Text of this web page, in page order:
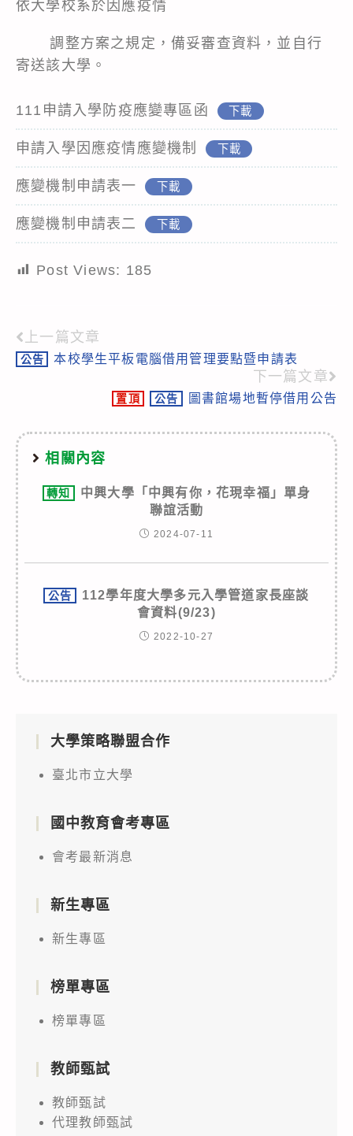
依大學校系於因應疫情
調整方案之規定，備妥審查資料，並自行
寄送該大學。
111申請入學防疫應變專區函 下載
申請入學因應疫情應變機制 下載
應變機制申請表一 下載
應變機制申請表二 下載
Post Views: 185
Read
more
上一篇文章
公告 本校學生平板電腦借用管理要點暨申請表
下一篇文章
置頂 公告 圖書館場地暫停借用公告
相關內容
轉知
中興大學「中興有你，花現幸福」單身
聯誼活動
2024-07-11
公告
112學年度大學多元入學管道家長座談
會資料(9/23)
2022-10-27
大學策略聯盟合作
臺北市立大學
國中教育會考專區
會考最新消息
新生專區
新生專區
榜單專區
榜單專區
教師甄試
教師甄試
代理教師甄試